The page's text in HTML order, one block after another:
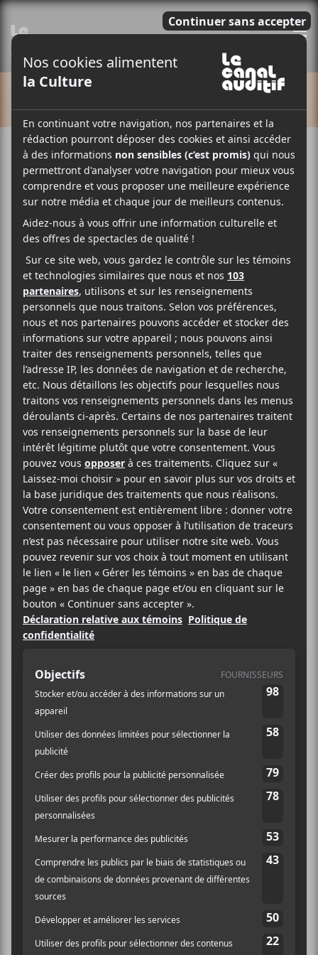
Cet évènement est passé.
Joe Bocan : Insoumise
2025-02-04@19:00 –22:00
Joe Bocan présentera son albumInsoumiseà la
Cinquième salle de la Place des Arts le 4 février
prochain entrourée d’Elliott Maginot, Marie-Jo
Thério et Louis-Julien Durso.
49,25$
Cinquième Salle de la Place des Arts
260 Boulevard de Maisonneuve O.
Montréal, Québec H2X 1Y9
Canada
+ Google Map
(514) 285-4361
Voir Lieu site web
Billets
AJOUTER AU CALENDRIER